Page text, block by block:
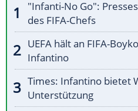
"Infanti-No Go":
des FIFA-Chefs
UEFA hält an FIFA-
Infantino
Times: Infantino bietet
Unterstützung